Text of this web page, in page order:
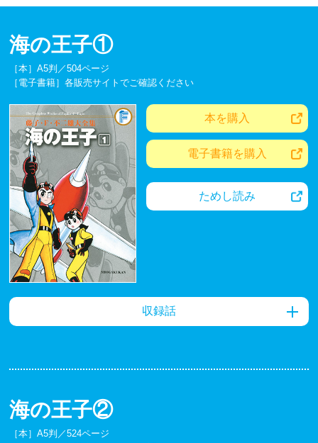
海の王子①
［本］A5判／504ページ
［電子書籍］各販売サイトでご確認ください
本を購入
電子書籍を購入
ためし読み
収録話
海の王子②
［本］A5判／524ページ